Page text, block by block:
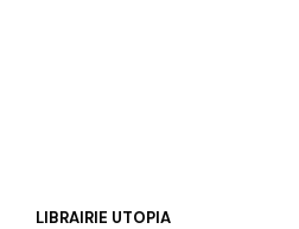
LIBRAIRIE UTOPIA